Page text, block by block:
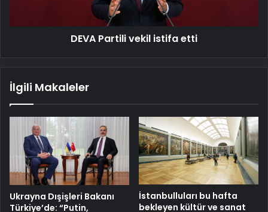
DEVA Partili vekil istifa etti
İlgili Makaleler
Ukrayna Dışişleri Bakanı
Türkiye’de: “Putin,
İstanbulluları bu hafta
bekleyen kültür ve sanat